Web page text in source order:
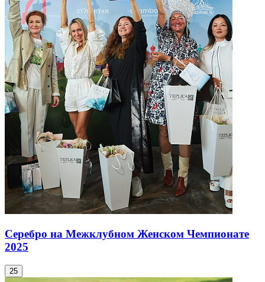
Серебро на Межклубном Женском Чемпионате
2025
25